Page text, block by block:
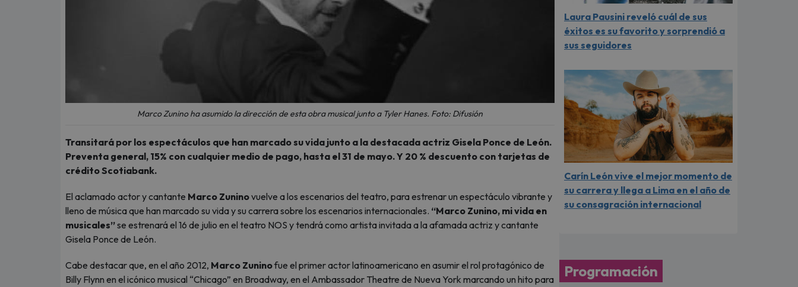
Marco Zunino ha asumido la dirección de esta obra musical junto a Tyler Hanes. Foto: Difusión
Transitará por los espectáculos que han marcado su vida junto a la destacada actriz Gisela Ponce de León.
Preventa general, 15% con cualquier medio de pago, hasta el 31 de mayo. Y 20 % descuento con tarjetas de
crédito Scotiabank.
El aclamado actor y cantante Marco Zuninovuelve a los escenarios del teatro, para estrenar un espectáculo vibrante y
lleno de música que han marcado su vida y su carrera sobre los escenarios internacionales. “Marco Zunino, mi vida en
musicales”se estrenará el 16 de julio en el teatro NOS y tendrá como artista invitada a la afamada actriz y cantante
Gisela Ponce de León.
Cabe destacar que, en el año 2012, Marco Zuninofue el primer actor latinoamericano en asumir el rol protagónico de
Billy Flynn en el icónico musical “Chicago” en Broadway, en el Ambassador Theatre de Nueva York marcando un hito para
Laura Pausini reveló cuál de sus
éxitos es su favorito y sorprendió a
sus seguidores
Carín León vive el mejor momento de
su carrera y llega a Lima en el año de
su consagración internacional
Programación